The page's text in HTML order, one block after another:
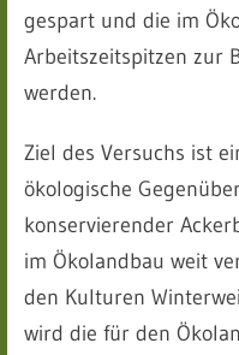
gespart und die im
Arbeitszeitspitzen zur
werden.
Ziel des Versuchs ist
ökologische
konservierender
im Ökolandbau weit
den Kulturen
wird die für den